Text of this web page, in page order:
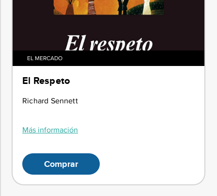
EL MERCADO
El Respeto
Richard Sennett
Más información
Comprar